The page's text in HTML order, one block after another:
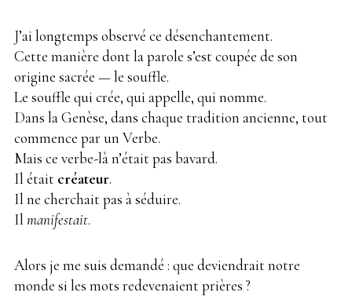
J’ai longtemps observé ce désenchantement.
Cette manière dont la parole s’est coupée de son
origine sacrée — le souffle.
Le souffle qui crée, qui appelle, qui nomme.
Dans la Genèse, dans chaque tradition ancienne, tout
commence par un Verbe.
Mais ce verbe-là n’était pas bavard.
Il était créateur.
Il ne cherchait pas à séduire.
Il manifestait.
Alors je me suis demandé : que deviendrait notre
monde si les mots redevenaient prières ?